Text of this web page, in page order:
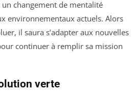
changement de mentalité
environnementaux actuels. Alors
il saura s’adapter aux nouvelles
continuer à remplir sa mission
verte